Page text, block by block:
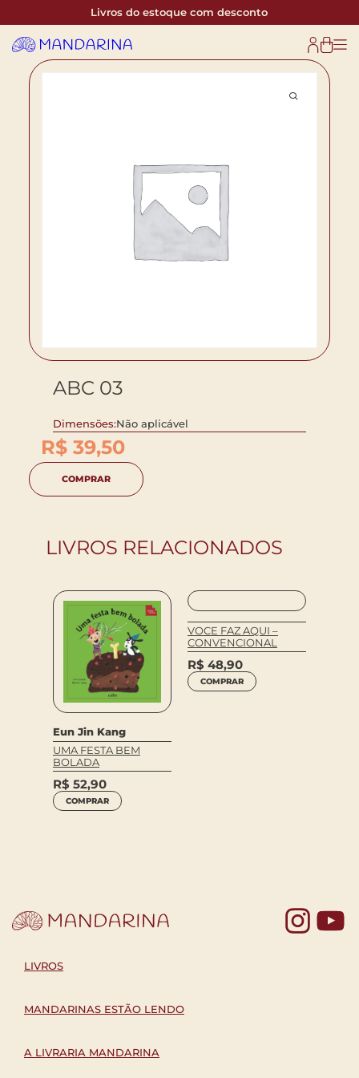
Livros do estoque com desconto
ABC 03
Dimensões:Não aplicável
R$ 39,50
COMPRAR
LIVROS RELACIONADOS
Eun Jin Kang
UMA FESTA BEM
BOLADA
R$ 52,90
COMPRAR
VOCE FAZ AQUI –
CONVENCIONAL
R$ 48,90
COMPRAR
LIVROS
MANDARINAS ESTÃO LENDO
A LIVRARIA MANDARINA